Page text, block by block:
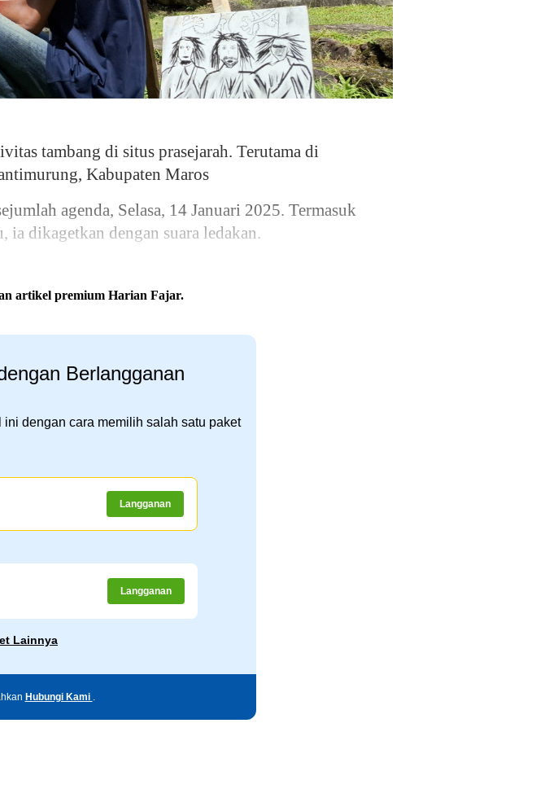
tambang di situs prasejarah. Terutama di
Kabupaten Maros
agenda, Selasa, 14 Januari 2025. Termasuk
ia dikagetkan dengan suara ledakan.
artikel premium Harian Fajar.
Berlangganan
dengan cara memilih salah satu paket
Langganan
Langganan
Lainnya
Hubungi Kami .